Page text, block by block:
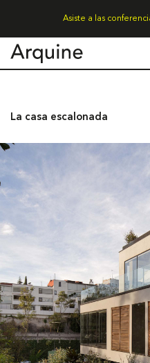
Asiste a las
La casa escalonada